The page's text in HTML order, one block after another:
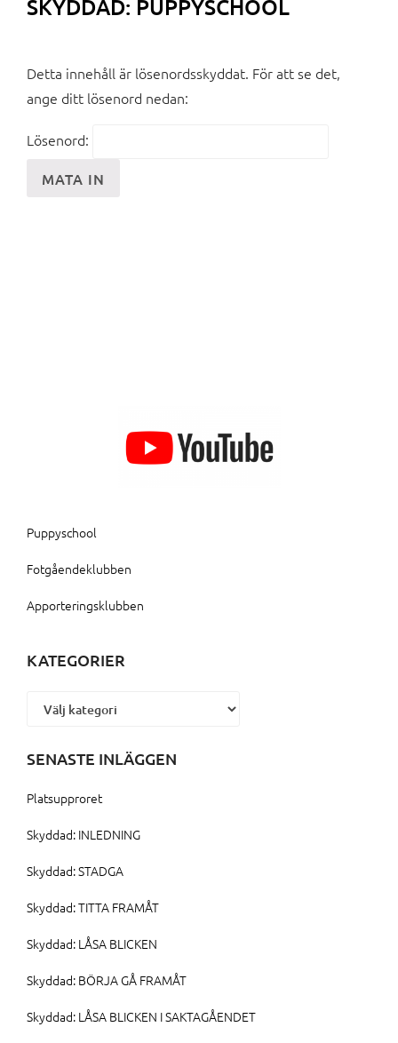
SKYDDAD: PUPPYSCHOOL
Detta innehåll är lösenordsskyddat. För att se det,
ange ditt lösenord nedan:
Lösenord:
Puppyschool
Fotgåendeklubben
Apporteringsklubben
KATEGORIER
Kategorier
SENASTE INLÄGGEN
Platsupproret
Skyddad: INLEDNING
Skyddad: STADGA
Skyddad: TITTA FRAMÅT
Skyddad: LÅSA BLICKEN
Skyddad: BÖRJA GÅ FRAMÅT
Skyddad: LÅSA BLICKEN I SAKTAGÅENDET